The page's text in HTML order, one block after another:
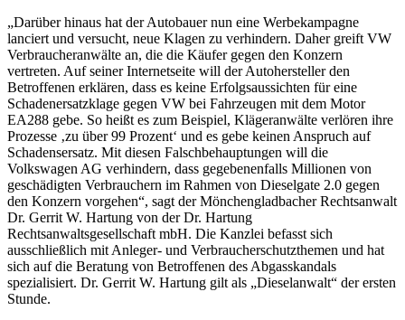
„Darüber hinaus hat der Autobauer nun eine Werbekampagne
lanciert und versucht, neue Klagen zu verhindern. Daher greift VW
Verbraucheranwälte an, die die Käufer gegen den Konzern
vertreten. Auf seiner Internetseite will der Autohersteller den
Betroffenen erklären, dass es keine Erfolgsaussichten für eine
Schadenersatzklage gegen VW bei Fahrzeugen mit dem Motor
EA288 gebe. So heißt es zum Beispiel, Klägeranwälte verlören ihre
Prozesse ‚zu über 99 Prozent‘ und es gebe keinen Anspruch auf
Schadensersatz. Mit diesen Falschbehauptungen will die
Volkswagen AG verhindern, dass gegebenenfalls Millionen von
geschädigten Verbrauchern im Rahmen von Dieselgate 2.0 gegen
den Konzern vorgehen“, sagt der Mönchengladbacher Rechtsanwalt
Dr. Gerrit W. Hartung von der Dr. Hartung
Rechtsanwaltsgesellschaft mbH. Die Kanzlei befasst sich
ausschließlich mit Anleger- und Verbraucherschutzthemen und hat
sich auf die Beratung von Betroffenen des Abgasskandals
spezialisiert. Dr. Gerrit W. Hartung gilt als „Dieselanwalt“ der ersten
Stunde.